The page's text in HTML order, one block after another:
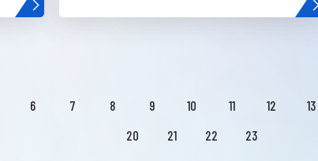
6 7 8 9 10 11 12 13
20
21 22 23